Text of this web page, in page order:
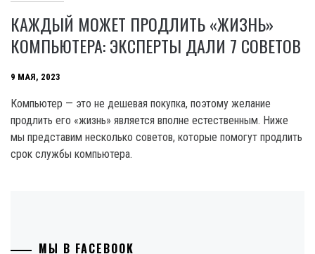
КАЖДЫЙ МОЖЕТ ПРОДЛИТЬ «ЖИЗНЬ»
КОМПЬЮТЕРА: ЭКСПЕРТЫ ДАЛИ 7 СОВЕТОВ
9 МАЯ, 2023
Компьютер — это не дешевая покупка, поэтому желание
продлить его «жизнь» является вполне естественным. Ниже
мы представим несколько советов, которые помогут продлить
срок службы компьютера.
МЫ В FACEBOOK